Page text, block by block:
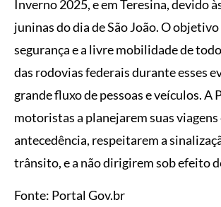
Inverno 2025, e em Teresina, devido
juninas do dia de São João. O
segurança e a livre mobilidade de
das rodovias federais durante esses
grande fluxo de pessoas e veículos. A
motoristas a planejarem suas viagens
antecedência, respeitarem a
trânsito, e a não dirigirem sob efeito
Fonte: Portal Gov.br